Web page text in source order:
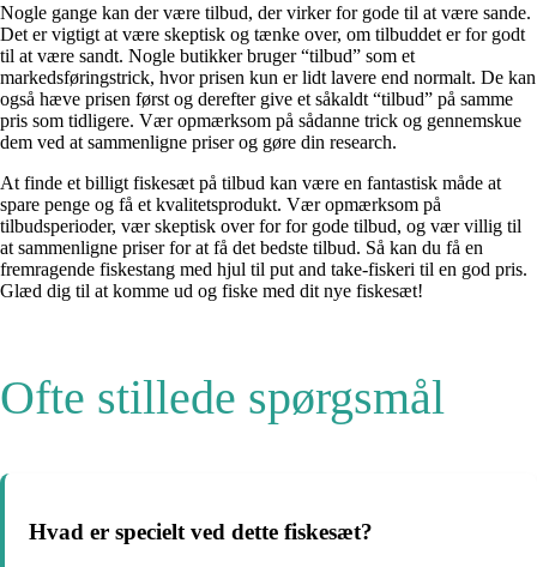
Nogle gange kan der være tilbud, der virker for gode til at være sande.
Det er vigtigt at være skeptisk og tænke over, om tilbuddet er for godt
til at være sandt. Nogle butikker bruger “tilbud” som et
markedsføringstrick, hvor prisen kun er lidt lavere end normalt. De kan
også hæve prisen først og derefter give et såkaldt “tilbud” på samme
pris som tidligere. Vær opmærksom på sådanne trick og gennemskue
dem ved at sammenligne priser og gøre din research.
At finde et billigt fiskesæt på tilbud kan være en fantastisk måde at
spare penge og få et kvalitetsprodukt. Vær opmærksom på
tilbudsperioder, vær skeptisk over for for gode tilbud, og vær villig til
at sammenligne priser for at få det bedste tilbud. Så kan du få en
fremragende fiskestang med hjul til put and take-fiskeri til en god pris.
Glæd dig til at komme ud og fiske med dit nye fiskesæt!
Ofte stillede spørgsmål
Hvad er specielt ved dette fiskesæt?